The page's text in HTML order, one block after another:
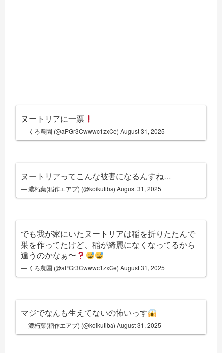
ヌートリアに一票
— くろ農園 (@aPGr3Cwwwc1zxCe)August 31, 2025
ヌートリアってこんな被害になるんすね…
— 濃朽葉(稲作エアプ) (@koikutiba)August 31, 2025
でも我が家にいたヌートリアは稲を折りたたんで
巣を作ってたけど、稲が綺麗になくなってるから
違うのかなぁ〜
— くろ農園 (@aPGr3Cwwwc1zxCe)August 31, 2025
マジでなんも生えてないの怖いっす
— 濃朽葉(稲作エアプ) (@koikutiba)August 31, 2025